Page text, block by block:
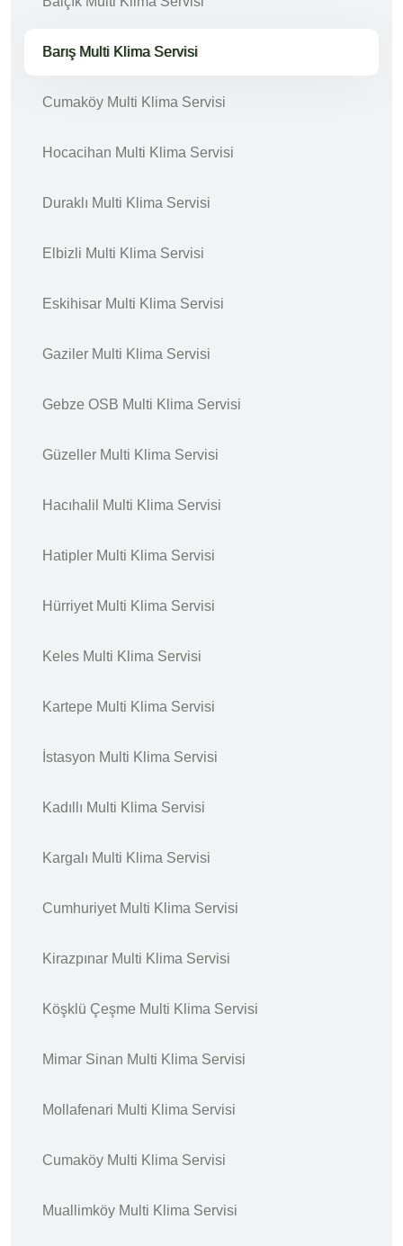
Barış Multi Klima Servisi
Cumaköy Multi Klima Servisi
Hocacihan Multi Klima Servisi
Duraklı Multi Klima Servisi
Elbizli Multi Klima Servisi
Eskihisar Multi Klima Servisi
Gaziler Multi Klima Servisi
Gebze OSB Multi Klima Servisi
Güzeller Multi Klima Servisi
Hacıhalil Multi Klima Servisi
Hatipler Multi Klima Servisi
Hürriyet Multi Klima Servisi
Keles Multi Klima Servisi
Kartepe Multi Klima Servisi
İstasyon Multi Klima Servisi
Kadıllı Multi Klima Servisi
Kargalı Multi Klima Servisi
Cumhuriyet Multi Klima Servisi
Kirazpınar Multi Klima Servisi
Köşklü Çeşme Multi Klima Servisi
Mimar Sinan Multi Klima Servisi
Mollafenari Multi Klima Servisi
Cumaköy Multi Klima Servisi
Muallimköy Multi Klima Servisi